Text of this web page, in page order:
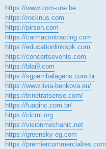
https://www.com-une.be
https://rocknus.com
https://pirson.com
https://carmacontracting.com
https://educationlinkspk.com
https://concertsevents.com
https://blai9.com
https://sgpembalagens.com.br
https://www.livia-benkova.eu/
https://trinetratsense.com/
https://fuadinc.com.br/
https://cicmi.org
https://visionmechanic.net
https://greensky-eg.com
https://premiercommercialres.com